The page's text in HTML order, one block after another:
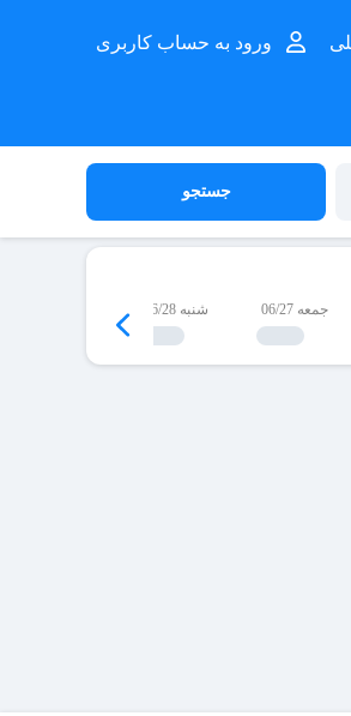
ورود به حساب کاربری
جستجو
جمعه 06/27 شنبه 06/28